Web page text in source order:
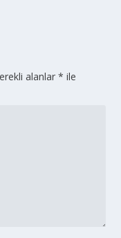
alanlar* ile